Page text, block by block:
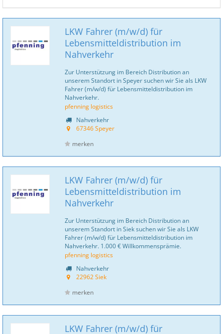
LKW Fahrer (m/w/d) für
Lebensmitteldistribution im
Nahverkehr
Zur Unterstützung im Bereich Distribution an
unserem Standort in Speyer suchen wir Sie als LKW
Fahrer (m/w/d) für Lebensmitteldistribution im
Nahverkehr.
pfenning logistics
Nahverkehr
67346 Speyer
merken
LKW Fahrer (m/w/d) für
Lebensmitteldistribution im
Nahverkehr
Zur Unterstützung im Bereich Distribution an
unserem Standort in Siek suchen wir Sie als LKW
Fahrer (m/w/d) für Lebensmitteldistribution im
Nahverkehr. 1.000 € Willkommensprämie.
pfenning logistics
Nahverkehr
22962 Siek
merken
LKW Fahrer (m/w/d) für